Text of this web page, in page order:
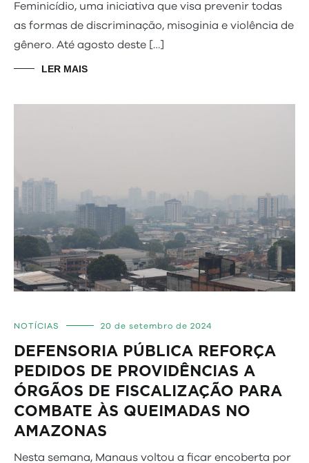
Feminicídio, uma iniciativa que visa prevenir todas
as formas de discriminação, misoginia e violência de
gênero. Até agosto deste […]
LER MAIS
NOTÍCIAS 20 de setembro de 2024
DEFENSORIA PÚBLICA REFORÇA
PEDIDOS DE PROVIDÊNCIAS A
ÓRGÃOS DE FISCALIZAÇÃO PARA
COMBATE ÀS QUEIMADAS NO
AMAZONAS
Nesta semana, Manaus voltou a ficar encoberta por